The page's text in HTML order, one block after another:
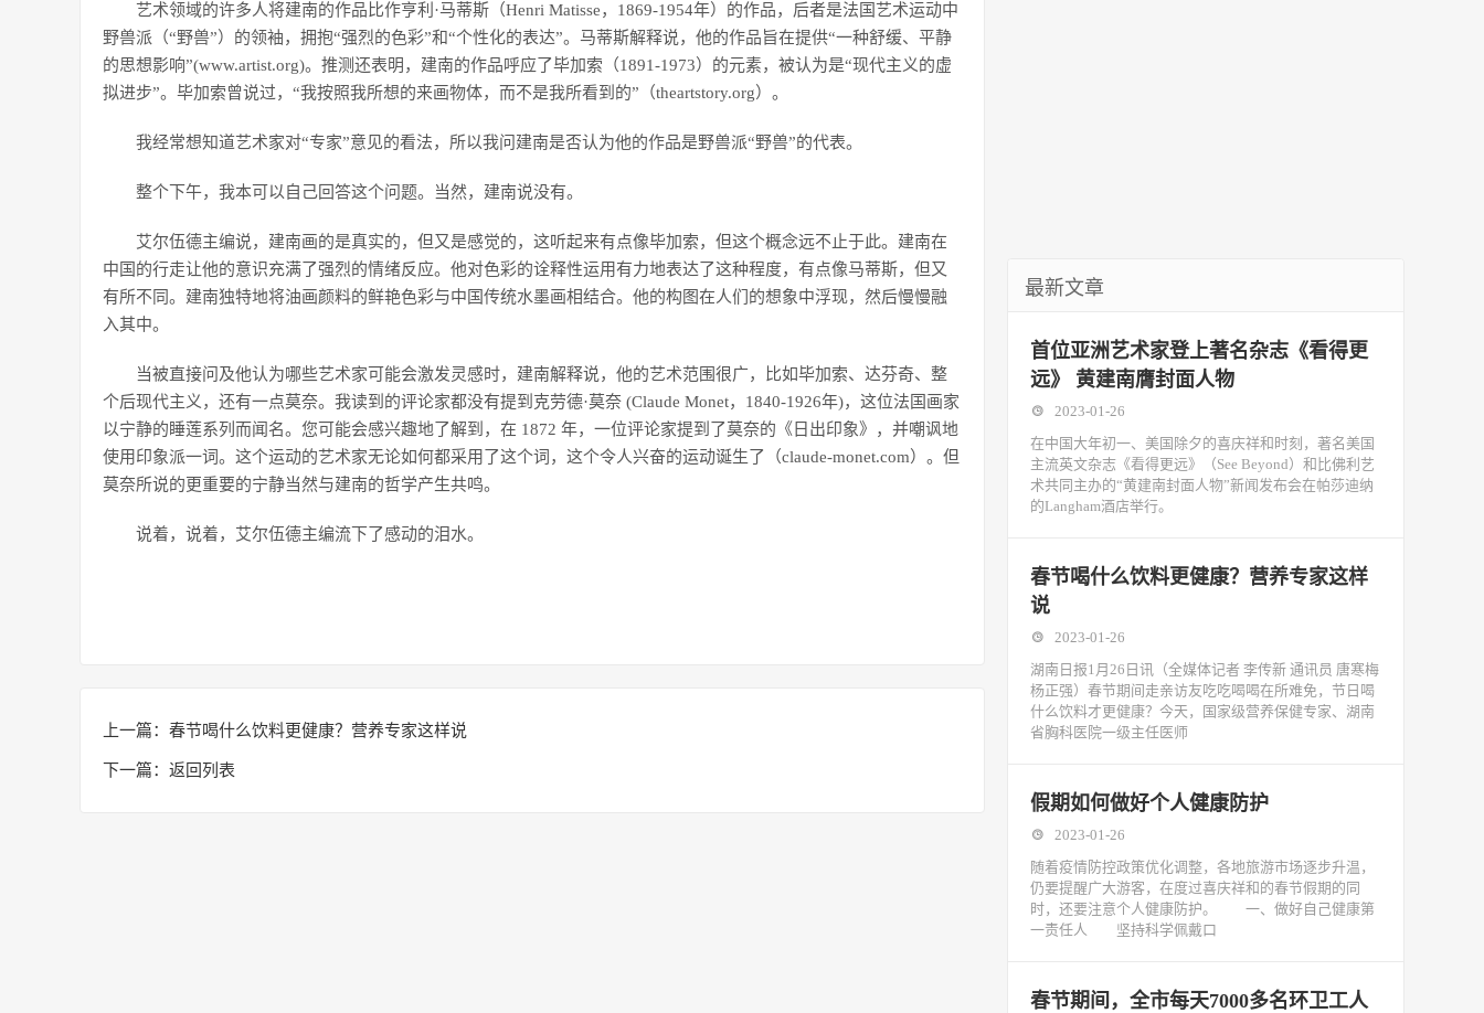
艺术领域的许多人将建南的作品比作亨利·马蒂斯（Henri Matisse，1869-1954年）的作品，后者是法国艺术运动中
野兽派（“野兽”）的领袖，拥抱“强烈的色彩”和“个性化的表达”。马蒂斯解释说，他的作品旨在提供“一种舒缓、平静
的思想影响”(www.artist.org)。推测还表明，建南的作品呼应了毕加索（1891-1973）的元素，被认为是“现代主义的虚
拟进步”。毕加索曾说过，“我按照我所想的来画物体，而不是我所看到的”（theartstory.org）。
我经常想知道艺术家对“专家”意见的看法，所以我问建南是否认为他的作品是野兽派“野兽”的代表。
整个下午，我本可以自己回答这个问题。当然，建南说没有。
艾尔伍德主编说，建南画的是真实的，但又是感觉的，这听起来有点像毕加索，但这个概念远不止于此。建南在
中国的行走让他的意识充满了强烈的情绪反应。他对色彩的诠释性运用有力地表达了这种程度，有点像马蒂斯，但又
有所不同。建南独特地将油画颜料的鲜艳色彩与中国传统水墨画相结合。他的构图在人们的想象中浮现，然后慢慢融
入其中。
当被直接问及他认为哪些艺术家可能会激发灵感时，建南解释说，他的艺术范围很广，比如毕加索、达芬奇、整
个后现代主义，还有一点莫奈。我读到的评论家都没有提到克劳德·莫奈 (Claude Monet，1840-1926年)，这位法国画家
以宁静的睡莲系列而闻名。您可能会感兴趣地了解到，在 1872 年，一位评论家提到了莫奈的《日出印象》，并嘲讽地
使用印象派一词。这个运动的艺术家无论如何都采用了这个词，这个令人兴奋的运动诞生了（claude-monet.com）。但
莫奈所说的更重要的宁静当然与建南的哲学产生共鸣。
说着，说着，艾尔伍德主编流下了感动的泪水。
上一篇： 春节喝什么饮料更健康？营养专家这样说
下一篇： 返回列表
最新文章
首位亚洲艺术家登上著名杂志《看得更
远》 黄建南膺封面人物
2023-01-26
在中国大年初一、美国除夕的喜庆祥和时刻，著名美国
主流英文杂志《看得更远》（See Beyond）和比佛利艺
术共同主办的“黄建南封面人物”新闻发布会在帕莎迪纳
的Langham酒店举行。
春节喝什么饮料更健康？营养专家这样
说
2023-01-26
湖南日报1月26日讯（全媒体记者 李传新 通讯员 唐寒梅
杨正强）春节期间走亲访友吃吃喝喝在所难免，节日喝
什么饮料才更健康？今天，国家级营养保健专家、湖南
省胸科医院一级主任医师
假期如何做好个人健康防护
2023-01-26
随着疫情防控政策优化调整，各地旅游市场逐步升温，
仍要提醒广大游客，在度过喜庆祥和的春节假期的同
时，还要注意个人健康防护。 一、做好自己健康第
一责任人 坚持科学佩戴口
春节期间，全市每天7000多名环卫工人